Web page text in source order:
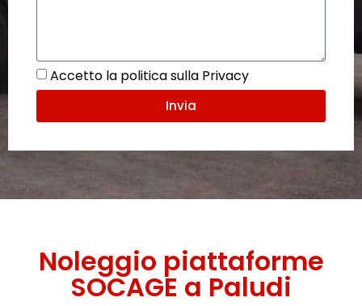
Accetto la politica sulla Privacy
Invia
Noleggio piattaforme
SOCAGE a Paludi